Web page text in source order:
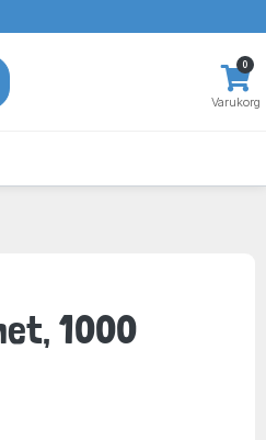
Varukorg
0
1000